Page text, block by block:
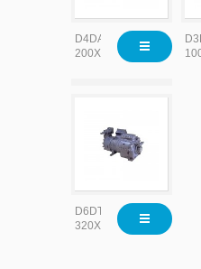
D4DA-
200X
D6DT-
320X